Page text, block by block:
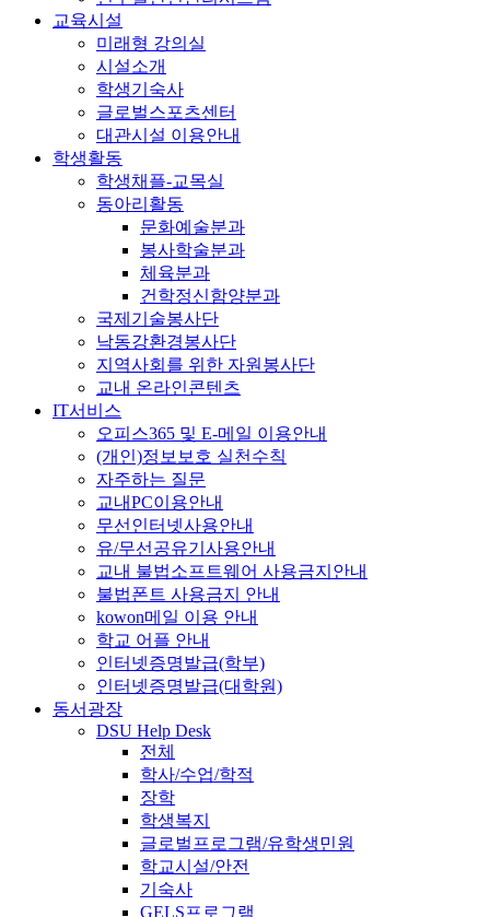
교육시설
미래형 강의실
시설소개
학생기숙사
글로벌스포츠센터
대관시설 이용안내
학생활동
학생채플-교목실
동아리활동
문화예술분과
봉사학술분과
체육분과
건학정신함양분과
국제기술봉사단
낙동강환경봉사단
지역사회를 위한 자원봉사단
교내 온라인콘텐츠
IT서비스
오피스365 및 E-메일 이용안내
(개인)정보보호 실천수칙
자주하는 질문
교내PC이용안내
무선인터넷사용안내
유/무선공유기사용안내
교내 불법소프트웨어 사용금지안내
불법폰트 사용금지 안내
kowon메일 이용 안내
학교 어플 안내
인터넷증명발급(학부)
인터넷증명발급(대학원)
동서광장
DSU Help Desk
전체
학사/수업/학적
장학
학생복지
글로벌프로그램/유학생민원
학교시설/안전
기숙사
GELS프로그램